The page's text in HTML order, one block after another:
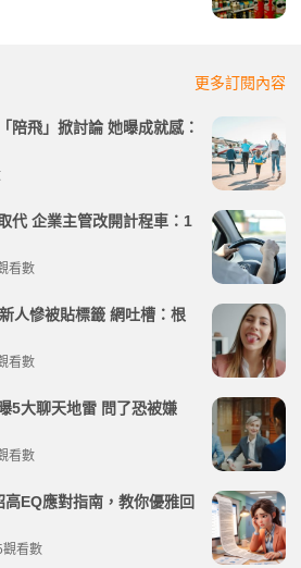
更多訂閱內容
陪飛」掀討論 她曝成就感：
代 企業主管改開計程車：1
看數
人慘被貼標籤 網吐槽：根
看數
5大聊天地雷 問了恐被嫌
看數
EQ應對指南，教你優雅回
看數